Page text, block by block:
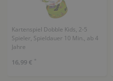
Kartenspiel Dobble Kids, 2-5
Spieler, Spieldauer 10 Min., ab 4
Jahre
16,99 € *